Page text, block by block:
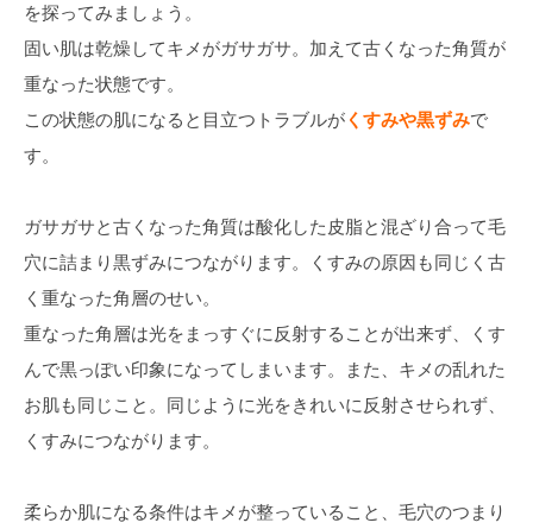
を探ってみましょう。
固い肌は乾燥してキメがガサガサ。加えて古くなった角質が
重なった状態です。
この状態の肌になると目立つトラブルが くすみや黒ずみで
す。
ガサガサと古くなった角質は酸化した皮脂と混ざり合って毛
穴に詰まり黒ずみにつながります。くすみの原因も同じく古
く重なった角層のせい。
重なった角層は光をまっすぐに反射することが出来ず、くす
んで黒っぽい印象になってしまいます。また、キメの乱れた
お肌も同じこと。同じように光をきれいに反射させられず、
くすみにつながります。
柔らか肌になる条件はキメが整っていること、毛穴のつまり